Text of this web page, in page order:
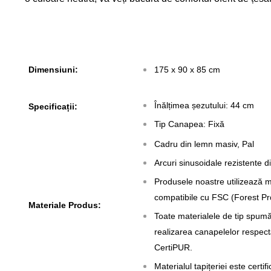
Dimensiuni: 175 x 90 x 85 cm
Specificații:
Înălțimea șezutului: 44 cm
Tip Canapea: Fixă
Materiale Produs:
Cadru din lemn masiv, Pal
Arcuri sinusoidale rezistente
Produsele noastre utilizează
compatibile cu FSC (Forest
Toate materialele de tip
realizarea canapelelor
CertiPUR.
Materialul tapițeriei este